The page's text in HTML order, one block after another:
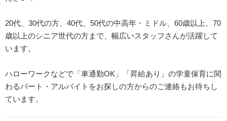
20代、30代の方、40代、50代の中高年・ミドル、60歳以上、70
歳以上のシニア世代の方まで、幅広いスタッフさんが活躍して
います。
ハローワークなどで「車通勤OK」「昇給あり」の学童保育に関
わるパート・アルバイトをお探しの方からのご連絡もお待ちし
ています。